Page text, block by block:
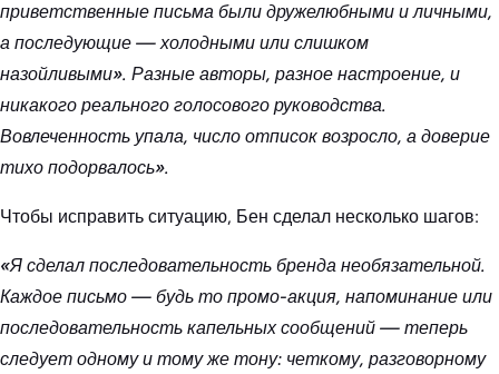
приветственные письма были дружелюбными и личными,
а последующие — холодными или слишком
назойливыми». Разные авторы, разное настроение, и
никакого реального голосового руководства.
Вовлеченность упала, число отписок возросло, а доверие
тихо подорвалось».
Чтобы исправить ситуацию, Бен сделал несколько шагов:
«Я сделал последовательность бренда необязательной.
Каждое письмо — будь то промо-акция, напоминание или
последовательность капельных сообщений — теперь
следует одному и тому же тону: четкому, разговорному